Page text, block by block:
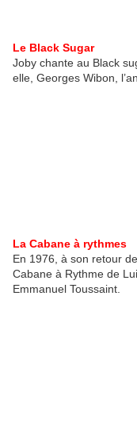
Le Black Sugar
Joby chante au Black
elle, Georges Wibon,
La Cabane à rythmes
En 1976, à son retour
Cabane à Rythme de
Emmanuel Toussaint.